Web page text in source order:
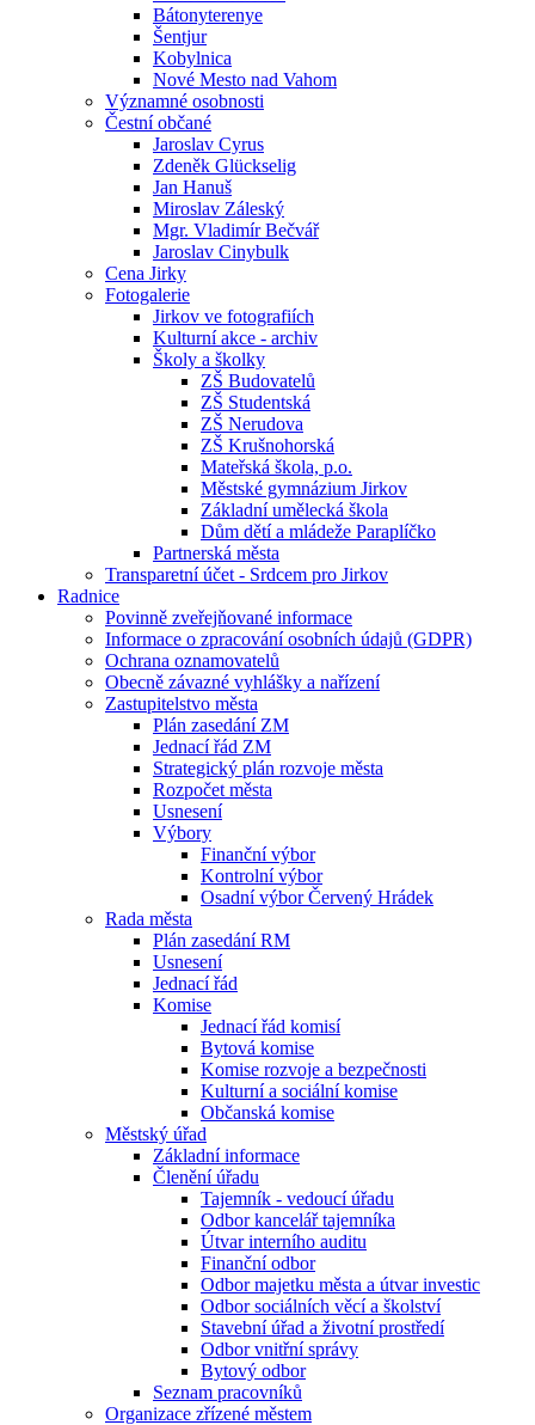
Bátonyterenye
Šentjur
Kobylnica
Nové Mesto nad Vahom
Významné osobnosti
Čestní občané
Jaroslav Cyrus
Zdeněk Glückselig
Jan Hanuš
Miroslav Záleský
Mgr. Vladimír Bečvář
Jaroslav Cinybulk
Cena Jirky
Fotogalerie
Jirkov ve fotografiích
Kulturní akce - archiv
Školy a školky
ZŠ Budovatelů
ZŠ Studentská
ZŠ Nerudova
ZŠ Krušnohorská
Mateřská škola, p.o.
Městské gymnázium Jirkov
Základní umělecká škola
Dům dětí a mládeže Paraplíčko
Partnerská města
Transparetní účet - Srdcem pro Jirkov
Radnice
Povinně zveřejňované informace
Informace o zpracování osobních údajů (GDPR)
Ochrana oznamovatelů
Obecně závazné vyhlášky a nařízení
Zastupitelstvo města
Plán zasedání ZM
Jednací řád ZM
Strategický plán rozvoje města
Rozpočet města
Usnesení
Výbory
Finanční výbor
Kontrolní výbor
Osadní výbor Červený Hrádek
Rada města
Plán zasedání RM
Usnesení
Jednací řád
Komise
Jednací řád komisí
Bytová komise
Komise rozvoje a bezpečnosti
Kulturní a sociální komise
Občanská komise
Městský úřad
Základní informace
Členění úřadu
Tajemník - vedoucí úřadu
Odbor kancelář tajemníka
Útvar interního auditu
Finanční odbor
Odbor majetku města a útvar investic
Odbor sociálních věcí a školství
Stavební úřad a životní prostředí
Odbor vnitřní správy
Bytový odbor
Seznam pracovníků
Organizace zřízené městem